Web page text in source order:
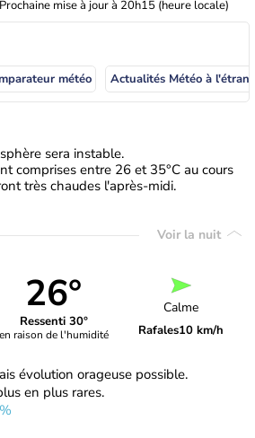
mise à jour à 20h15 (heure locale)
météo
sera instable.
comprises entre 26 et 35°C au cours
très chaudes l'après-midi.
Voir la nuit
26°
Ressenti 30°
en raison de l'humidité
Calme
Rafales10 km/h
évolution orageuse possible.
en plus rares.